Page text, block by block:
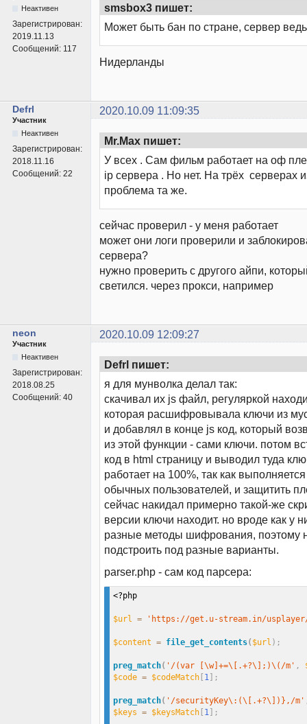
Неактивен
Зарегистрирован:
2019.11.13
Сообщений: 117
smsbox3 пишет:
Может быть бан по стране, сервер
Нидерланды
Defrl 2020.10.09 11:09:35
Участник
Неактивен
Зарегистрирован:
2018.11.16
Сообщений: 22
Mr.Max пишет:
У всех . Сам фильм работает на оф
ip сервера . Но нет. На трёх серверах
проблема та же.
сейчас проверил - у меня работает
может они логи проверили и
сервера?
нужно проверить с другого айпи,
светился. через прокси, например
neon 2020.10.09 12:09:27
Участник
Неактивен
Зарегистрирован:
2018.08.25
Сообщений: 40
Defrl пишет:
я для мунволка делал так:
скачивал их js файл, регуляркой
которая расшифровывала ключи из
и добавлял в конце js код, который
из этой функции - сами ключи. потом
код в html страницу и выводил туда
работает на 100%, так как
обычных пользователей, и защитить
сейчас накидал примерно такой-же
версии ключи находит. но вроде как у
разные методы шифрования, поэтому
подстроить под разные варианты.
parser.php - сам код парсера:
<?php
$url = 'https://get.u-stream.in/
$content = file_get_contents( $url ) ;
preg_match( '/(var [\w]+=\[.+?\];)\(/m' ,
$code = $codeMatch[ 1] ;
preg_match( '/securityKey\:(\[.+?\])},/m'
$keys = $keysMatch[ 1] ;